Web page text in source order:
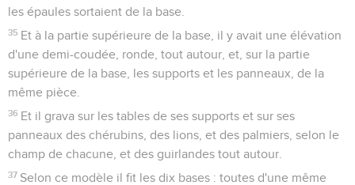
les épaules sortaient de la base.
35 Et à la partie supérieure de la base, il y avait une élévation
d'une demi-coudée, ronde, tout autour, et, sur la partie
supérieure de la base, les supports et les panneaux, de la
même pièce.
36 Et il grava sur les tables de ses supports et sur ses
panneaux des chérubins, des lions, et des palmiers, selon le
champ de chacune, et des guirlandes tout autour.
37 Selon ce modèle il fit les dix bases : toutes d'une même